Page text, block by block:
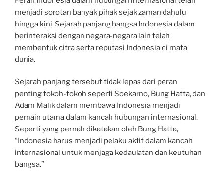
menjadi sorotan banyak pihak sejak zaman dahulu
hingga kini. Sejarah panjang bangsa Indonesia dalam
berinteraksi dengan negara-negara lain telah
membentuk citra serta reputasi Indonesia di mata
dunia.
Sejarah panjang tersebut tidak lepas dari peran
penting tokoh-tokoh seperti Soekarno, Bung Hatta, dan
Adam Malik dalam membawa Indonesia menjadi
pemain utama dalam kancah hubungan internasional.
Seperti yang pernah dikatakan oleh Bung Hatta,
“Indonesia harus menjadi pelaku aktif dalam kancah
internasional untuk menjaga kedaulatan dan keutuhan
bangsa.”